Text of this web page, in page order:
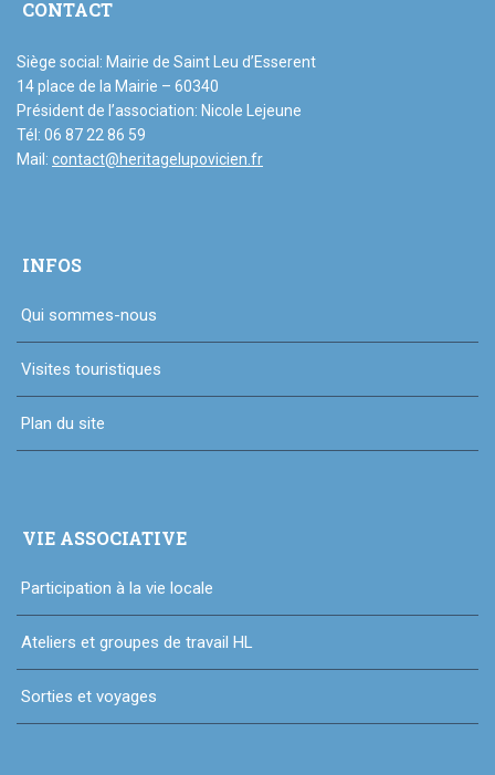
CONTACT
Siège social: Mairie de Saint Leu d’Esserent
14 place de la Mairie – 60340
Président de l’association: Nicole Lejeune
Tél: 06 87 22 86 59
Mail: contact@heritagelupovicien.fr
INFOS
Qui sommes-nous
Visites touristiques
Plan du site
VIE ASSOCIATIVE
Participation à la vie locale
Ateliers et groupes de travail HL
Sorties et voyages